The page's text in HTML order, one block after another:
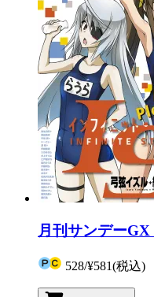
月刊サンデー
528/¥581(税込)